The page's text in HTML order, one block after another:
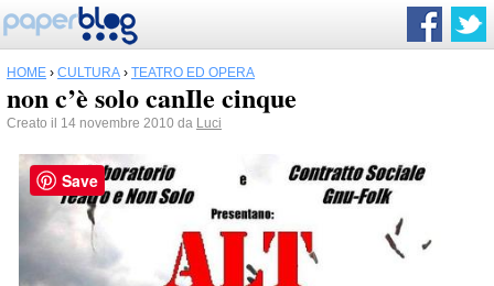
HOME › CULTURA › TEATRO ED OPERA
non c’è solo canIle cinque
Creato il 14 novembre 2010 da Luci
Save